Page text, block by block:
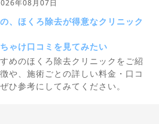
年08月07日
、ほくろ除去が得意なクリニック
ゃけ口コミを見てみたい
めのほくろ除去クリニックをご紹
や、施術ごとの詳しい料金・口コ
ひ参考にしてみてください。